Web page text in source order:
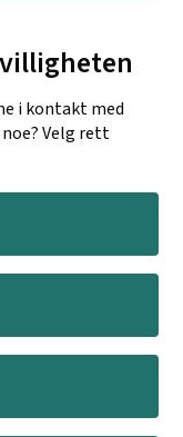
i kontakt med
Velg rett